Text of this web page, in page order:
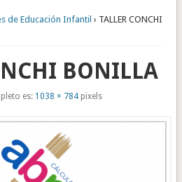
de Educación Infantil › TALLER CONCHI
BONILLA
es: 1038 × 784pixels